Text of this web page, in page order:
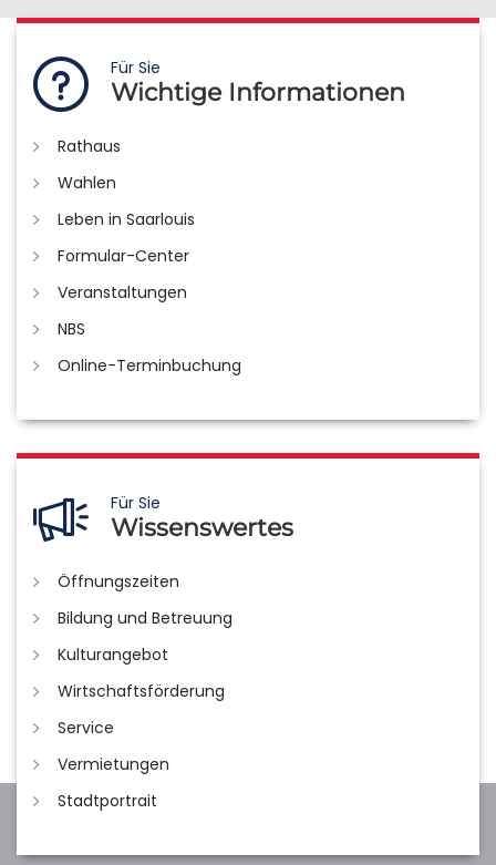
Für Sie
Wichtige Informationen
Rathaus
Wahlen
Leben in Saarlouis
Formular-Center
Veranstaltungen
NBS
Online-Terminbuchung
Für Sie
Wissenswertes
Öffnungszeiten
Bildung und Betreuung
Kulturangebot
Wirtschaftsförderung
Service
Vermietungen
Stadtportrait